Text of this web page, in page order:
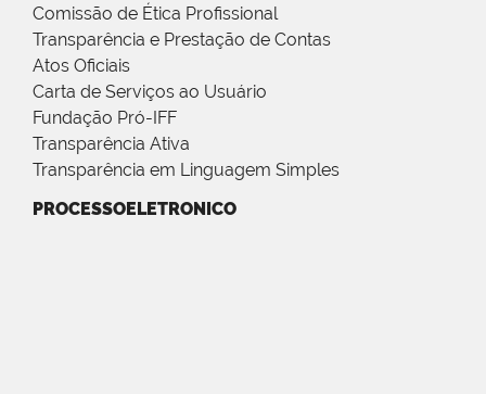
Comissão de Ética Profissional
Transparência e Prestação de Contas
Atos Oficiais
Carta de Serviços ao Usuário
Fundação Pró-IFF
Transparência Ativa
Transparência em Linguagem Simples
PROCESSOELETRONICO